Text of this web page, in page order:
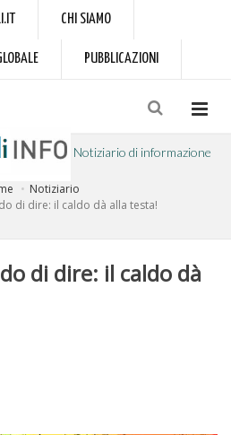
CHI SIAMO
PUBBLICAZIONI
Notiziario di informazione
Notiziario
di dire: il caldo dà alla testa!
di dire: il caldo dà